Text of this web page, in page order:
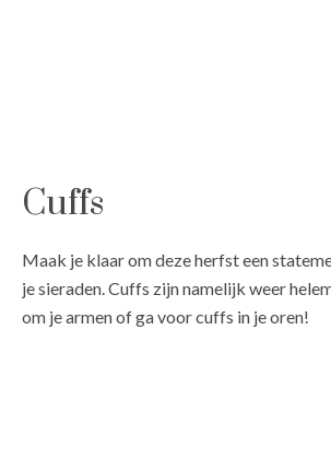
Cuffs
Maak je klaar om deze herfst een
je sieraden. Cuffs zijn namelijk weer
om je armen of ga voor cuffs in je oren!